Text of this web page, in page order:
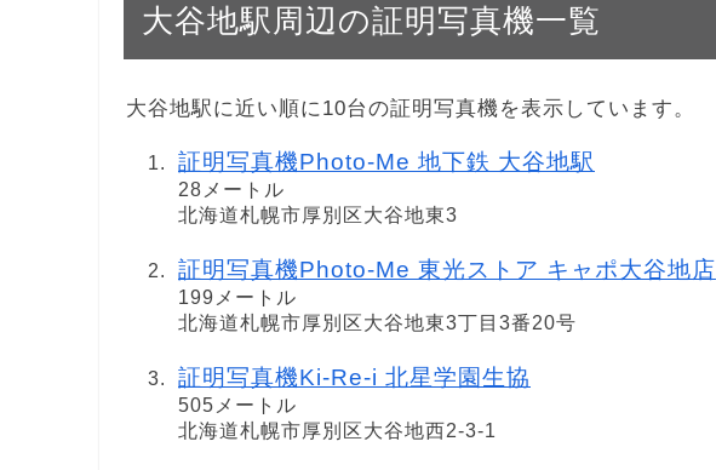
大谷地駅周辺の証明写真機一覧
大谷地駅に近い順に10台の証明写真機を表示しています。
証明写真機Photo-Me 地下鉄 大谷地駅
28メートル
北海道札幌市厚別区大谷地東3
証明写真機Photo-Me 東光ストア キャポ大谷地店
199メートル
北海道札幌市厚別区大谷地東3丁目3番20号
証明写真機Ki-Re-i 北星学園生協
505メートル
北海道札幌市厚別区大谷地西2-3-1